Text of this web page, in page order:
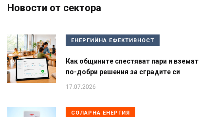
Новости от сектора
ЕНЕРГИЙНА ЕФЕКТИВНОСТ
Как общините спестяват пари и вземат
по-добри решения за сградите си
17.07.2026
СОЛАРНА ЕНЕРГИЯ